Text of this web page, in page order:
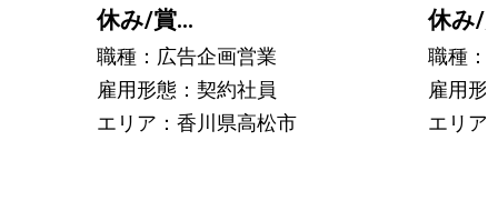
休み/賞...
職種：広告企画営業
雇用形態：契約社員
エリア：香川県高松市
休み/
職種：
雇用形
エリア